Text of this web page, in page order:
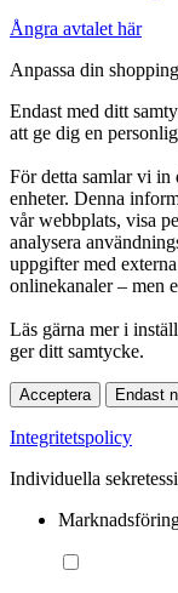
Ångra avtalet här
Anpassa din
Endast med ditt
att ge dig en
För detta samlar vi in
enheter. Denna
vår webbplats, visa
analysera
uppgifter med
onlinekanaler – men
Läs gärna mer i
ger ditt samtycke.
Acceptera Endast
Integritetspolicy
Individuella